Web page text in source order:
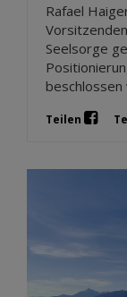
Rafael
Seelsorge
Teilen